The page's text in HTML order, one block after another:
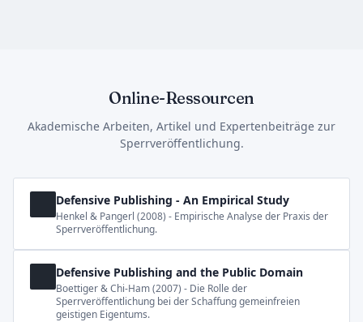
Online-Ressourcen
Akademische Arbeiten, Artikel und Expertenbeiträge zur
Sperrveröffentlichung.
Defensive Publishing - An Empirical Study
Henkel & Pangerl (2008) - Empirische Analyse der Praxis der
Sperrveröffentlichung.
Defensive Publishing and the Public Domain
Boettiger & Chi-Ham (2007) - Die Rolle der
Sperrveröffentlichung bei der Schaffung gemeinfreien
geistigen Eigentums.